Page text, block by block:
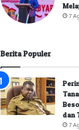
7
Berita Populer
dan
7